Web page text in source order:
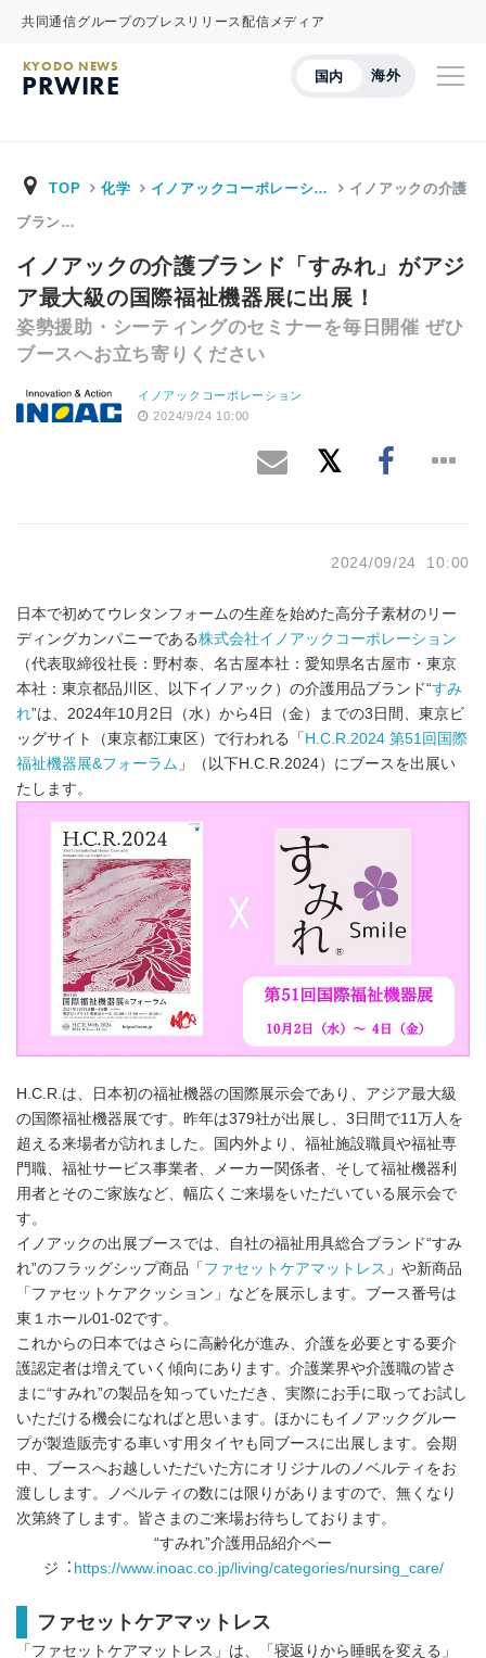
共同通信グループのプレスリリース配信メディア
国内 海外
KYODO NEWS
PRWIRE
TOP 化学 イノアックコーポレーシ… イノアックの介護
ブラン…
イノアックの介護ブランド「すみれ」がアジ
ア最大級の国際福祉機器展に出展！
姿勢援助・シーティングのセミナーを毎日開催 ぜひ
ブースへお立ち寄りください
イノアックコーポレーション
2024/9/24 10:00
2024/09/24 10:00
日本で初めてウレタンフォームの生産を始めた高分子素材のリー
ディングカンパニーである株式会社イノアックコーポレーション
（代表取締役社長：野村泰、名古屋本社：愛知県名古屋市・東京
本社：東京都品川区、以下イノアック）の介護用品ブランド“すみ
れ”は、2024年10月2日（水）から4日（金）までの3日間、東京ビ
ッグサイト（東京都江東区）で行われる「 H.C.R.2024 第51回国際
福祉機器展&フォーラム 」（以下H.C.R.2024）にブースを出展い
たします。
H.C.R.は、⽇本初の福祉機器の国際展⽰会であり、アジア最大級
の国際福祉機器展です。昨年は379社が出展し、3日間で11万人を
超える来場者が訪れました。国内外より、福祉施設職員や福祉専
⾨職、福祉サービス事業者、メーカー関係者、そして福祉機器利
⽤者とそのご家族など、幅広くご来場をいただいている展⽰会で
す。
イノアックの出展ブースでは、自社の福祉⽤具総合ブランド“すみ
れ”のフラッグシップ商品「 ファセットケアマットレス 」や新商品
「ファセットケアクッション」などを展⽰します。ブース番号は
東１ホール01-02です。
これからの日本ではさらに高齢化が進み、介護を必要とする要介
護認定者は増えていく傾向にあります。介護業界や介護職の皆さ
まに“すみれ”の製品を知っていただき、実際にお手に取ってお試し
いただける機会になればと思います。ほかにもイノアックグルー
プが製造販売する車いす用タイヤも同ブースに出展します。会期
中、ブースへお越しいただいた方にオリジナルのノベルティをお
渡しします。ノベルティの数には限りがありますので、無くなり
次第終了します。皆さまのご来場お待ちしております。
“すみれ”介護⽤品紹介ペー
ジ︓ https://www.inoac.co.jp/living/categories/nursing_care/
ファセットケアマットレス
「ファセットケアマットレス」は、「寝返りから睡眠を変える」